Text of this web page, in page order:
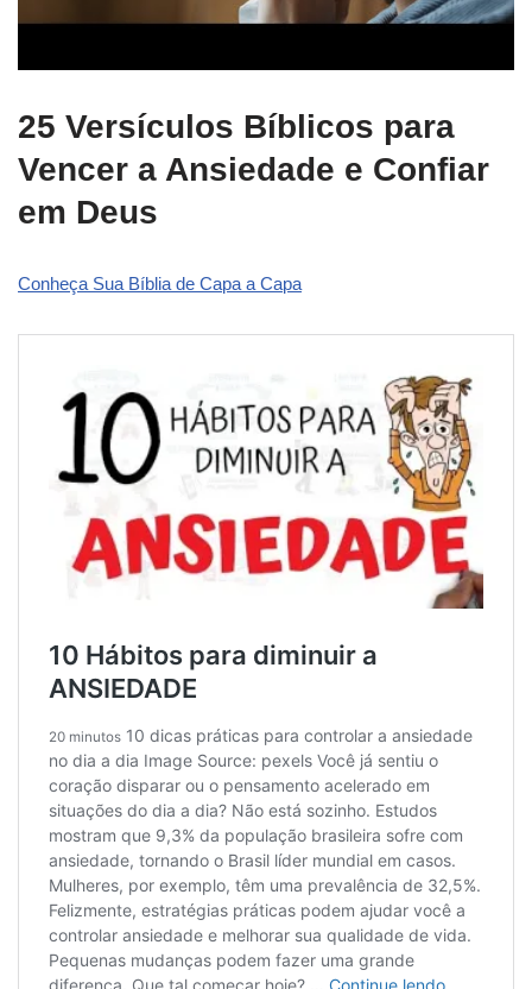
25 Versículos Bíblicos para
Vencer a Ansiedade e Confiar
em Deus
Conheça Sua Bíblia de Capa a Capa